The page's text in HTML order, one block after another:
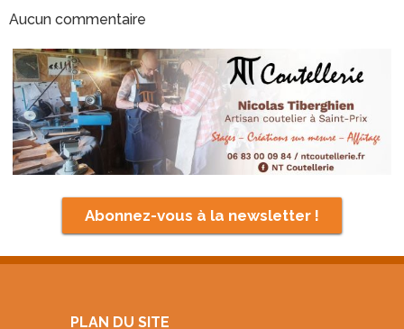
Aucun commentaire
Abonnez-vous à la newsletter !
PLAN DU SITE